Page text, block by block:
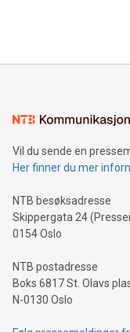
Vil du sende en
Her finner du mer
NTB besøksadresse
Skippergata 24
0154 Oslo
NTB postadresse
Boks 6817 St. Olavs
N-0130 Oslo